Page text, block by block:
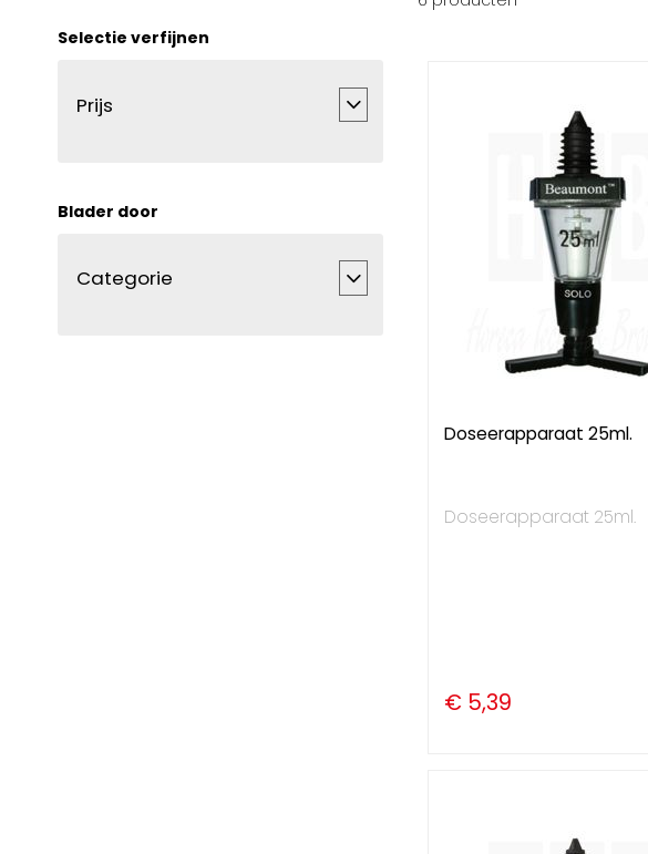
Selectie verfijnen
Prijs
Blader door
Categorie
Doseerapparaat 25ml.
Doseerapparaat 25ml.
€ 5,39